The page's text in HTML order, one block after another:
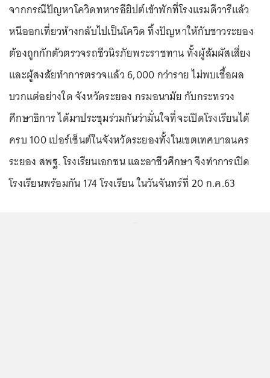
จากกรณีปัญหาโควิดทหารอียิปต์เข้าพักที่โรงแรมดีวารีแล้ว
หนีออกเที่ยวห้างกลับไปเป็นโควิด ทิ้งปัญหาให้กับชาวระยอง
ต้องถูกกักตัวตรวจรถชีวนิรภัยพระราชทาน ทั้งผู้สัมผัสเสี่ยง
และผู้สงสัยทำการตรวจแล้ว 6,000 กว่าราย ไม่พบเชื้อผล
บวกแต่อย่างใด จังหวัดระยอง กรมอนามัย กับกระทรวง
ศึกษาธิการ ได้มาประชุมร่วมกันว่ามั่นใจที่จะเปิดโรงเรียนได้
ครบ 100 เปอร์เซ็นต์ในจังหวัดระยองทั้งในเขตเทศบาลนคร
ระยอง สพฐ. โรงเรียนเอกชน และอาชีวศึกษา จึงทำการเปิด
โรงเรียนพร้อมกัน 174 โรงเรียน ในวันจันทร์ที่ 20 ก.ค.63